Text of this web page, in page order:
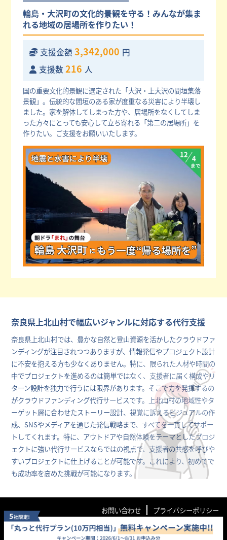
輪島・大沢町の文化的景観を守る！みんなが集ま
れる地域の居場所を作りたい！
支援金額 3,342,000 円
支援数 216 人
国の重要文化的景観に選定された「大沢・上大沢の間垣集落
景観」。伝統的な間垣のある家が度重なる災害により半壊し
ました。家を解体してしまった方や、居場所をなくしてしま
った方々にとっても安心して立ち寄れる「第二の居場所」を
作りたい。ご支援をお願いいたします。
奈良県上北山村で幅広いジャンルに対応する代行支援
奈良県上北山村では、豊かな自然と登山資源を活かしたクラウドファ
ンディングが注目されつつありますが、情報発信やプロジェクト設計
に不安を抱える方も少なくありません。特に、限られた人材や時間の
中でプロジェクトを進めるのは簡単ではなく、支援者に届く構成やリ
ターン設計を独力で行うには限界があります。そこで力を発揮するの
がクラウドファンディング代行サービスです。上北山村の地域性やタ
ーゲット層に合わせたストーリー設計、視覚に訴えるビジュアルの作
成、SNSやメディアを通じた発信戦略まで、すべてを一貫してサポー
トしてくれます。特に、アウトドアや自然体験をテーマとしたプロジ
ェクトに強い代行サービスならではの視点で、支援者の共感を呼びや
すいプロジェクトに仕上げることが可能です。これにより、初めてで
も成功率を高めた挑戦が可能になります。
お問い合わせ プライバシーポリシー